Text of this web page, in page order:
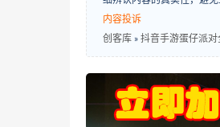
内容投诉
创客库 » 抖音手游蛋仔派对